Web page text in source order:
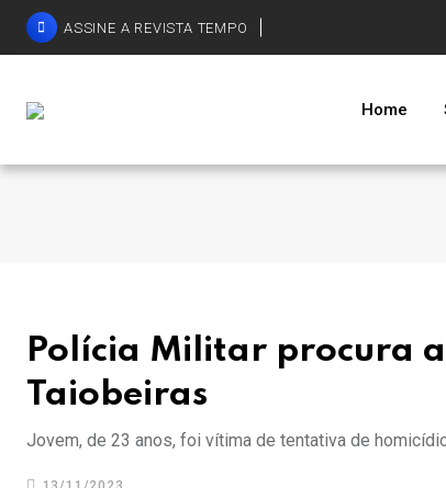
ASSINE A REVISTA TEMPO
Home
Polícia Militar procura
Taiobeiras
Jovem, de 23 anos, foi vítima de tentativa de